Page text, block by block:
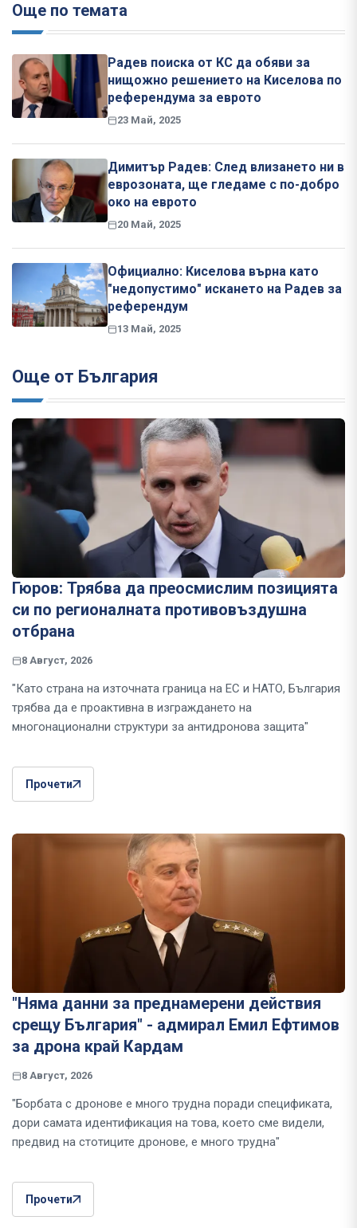
Още по темата
Радев поиска от КС да обяви за
нищожно решението на Киселова по
референдума за еврото
23 Май, 2025
Димитър Радев: След влизането ни в
еврозоната, ще гледаме с по-добро
око на еврото
20 Май, 2025
Официално: Киселова върна като
"недопустимо" искането на Радев за
референдум
13 Май, 2025
Още от България
Гюров: Трябва да преосмислим позицията
си по регионалната противовъздушна
отбрана
8 Август, 2026
"Като страна на източната граница на ЕС и НАТО, България
трябва да е проактивна в изграждането на
многонационални структури за антидронова защита"
Прочети
"Няма данни за преднамерени действия
срещу България" - адмирал Емил Ефтимов
за дрона край Кардам
8 Август, 2026
"Борбата с дронове е много трудна поради спецификата,
дори самата идентификация на това, което сме видели,
предвид на стотиците дронове, е много трудна"
Прочети